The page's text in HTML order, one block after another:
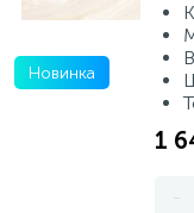
Новинка
1
-